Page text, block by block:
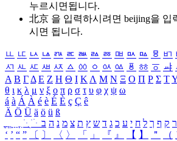
누르시면됩니다.
北京 을 입력하시려면 beijing을 입
시면 됩니다.
ㅥ ㅦ ㅧ ㅨ ㅩ ㅪ ㅫ ㅬ ㅭ ㅮ ㅯ ㅰ ㅱ ㅲ
ㅺ ㅻ ㅼ ㅽ ㅾ ㅿ ㆀ ㆁ ㆂ ㆃ ㆄ ㆅ ㆆ ㆇ
Α Β ΓΔ Ε Ζ Η Θ Ι ΚΛ Μ Ν Ξ Ο Π Ρ Σ Τ
θ ι κ λ μ ν ξ ο π ρ σ τ υ φ χ ψ ω
á à Á À é è É È ç Ç ê
Ä Ö Ü ä ö ü ß
ִֶֹ ֻּ ׁׂ ר ק ף ך ל ח י ע כ ג ד ש ץ ת צ מ נ ה ב
‘ ’ “ ” 〔 〕 〈 〉 「 」 『 』 【 】 ＂ （